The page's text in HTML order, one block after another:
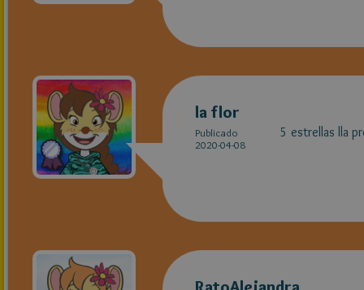
la flor
Publicado
2020-04-08
5 estrellas lla